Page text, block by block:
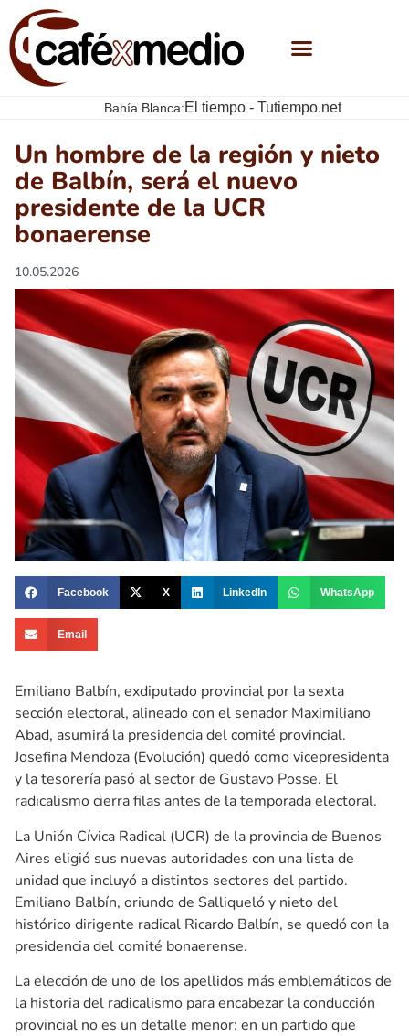
Bahía Blanca:El tiempo - Tutiempo.net
Un hombre de la región y nieto
de Balbín, será el nuevo
presidente de la UCR
bonaerense
10.05.2026
Facebook X LinkedIn WhatsApp
Email
Emiliano Balbín, exdiputado provincial por la sexta
sección electoral, alineado con el senador Maximiliano
Abad, asumirá la presidencia del comité provincial.
Josefina Mendoza (Evolución) quedó como vicepresidenta
y la tesorería pasó al sector de Gustavo Posse. El
radicalismo cierra filas antes de la temporada electoral.
La Unión Cívica Radical (UCR) de la provincia de Buenos
Aires eligió sus nuevas autoridades con una lista de
unidad que incluyó a distintos sectores del partido.
Emiliano Balbín, oriundo de Salliqueló y nieto del
histórico dirigente radical Ricardo Balbín, se quedó con la
presidencia del comité bonaerense.
La elección de uno de los apellidos más emblemáticos de
la historia del radicalismo para encabezar la conducción
provincial no es un detalle menor: en un partido que